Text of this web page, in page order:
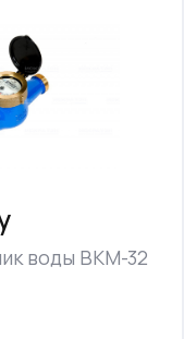
воды ВКМ-32